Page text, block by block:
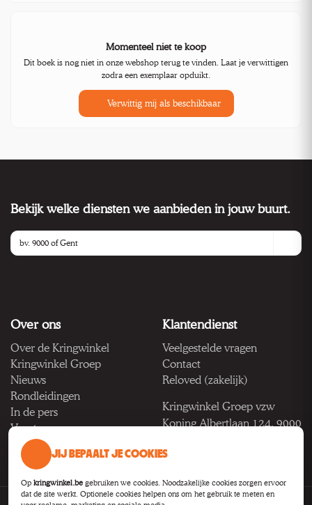
Momenteel niet te koop
Dit boek is nog niet in onze webshop terug te vinden. Laat je verwittigen
zodra een exemplaar opduikt.
Verwittig mij als beschikbaar
Bekijk welke diensten we aanbieden in jouw buurt.
Over ons
Over de Kringwinkel
Kringwinkel Groep
Nieuws
Rondleidingen
In de pers
Vacatures
Klantendienst
Veelgestelde vragen
Contact
Reloved (zakelijk)
Kringwinkel Groep vzw
Koning Albertlaan 124, 9000
BTW BE 1033.922.208
JIJ BEPAALT JE COOKIES
Op kringwinkel.be gebruiken we cookies. Noodzakelijke cookies zorgen ervoor
dat de site werkt. Optionele cookies helpen ons om het gebruik te meten en